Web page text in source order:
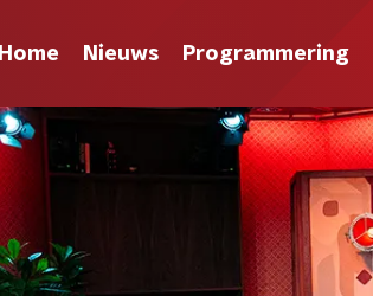
Home Nieuws Programmering